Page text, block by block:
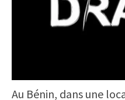
Au Bénin, dans une